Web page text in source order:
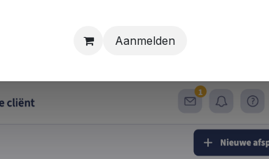
Aanmelden